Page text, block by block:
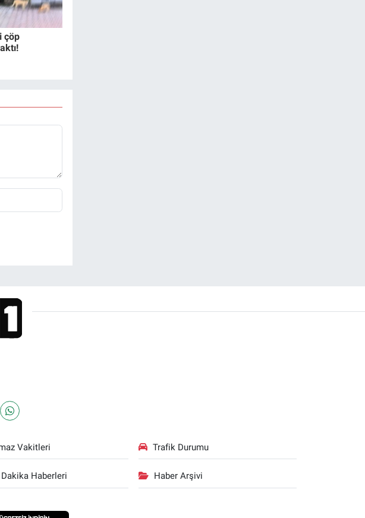
çöp
Vakitleri Trafik Durumu
Haberleri Haber Arşivi